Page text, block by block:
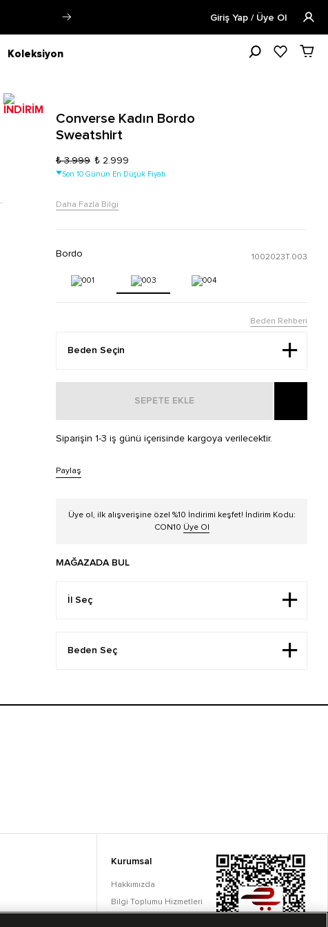
Siparişin 1-3 iş günü içerisinde
Giriş Yap / Üye Ol
Koleksiyon
Converse Kadın Bordo
Sweatshirt
₺ 3.999 ₺ 2.999
Son 10 Günün En Düşük Fiyatı
Daha Fazla Bilgi
Bordo 1002023T.003
Beden Rehberi
SEPETE EKLE
Siparişin 1-3 iş günü içerisinde kargoya verilecektir.
Paylaş
Üye ol, ilk alışverişine özel %10 İndirimi keşfet! İndirim Kodu:
CON10 Üye Ol
MAĞAZADA BUL
Kurumsal
Hakkımızda
Bilgi Toplumu Hizmetleri